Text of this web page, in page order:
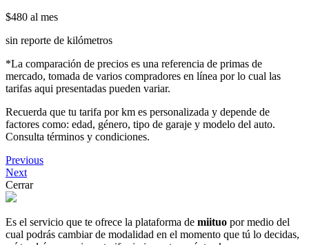
$480 al mes
sin reporte de kilómetros
*La comparación de precios es una referencia de primas de
mercado, tomada de varios compradores en línea por lo cual las
tarifas aqui presentadas pueden variar.
Recuerda que tu tarifa por km es personalizada y depende de
factores como: edad, género, tipo de garaje y modelo del auto.
Consulta términos y condiciones.
Previous
Next
Cerrar
Es el servicio que te ofrece la plataforma de miituo por medio del
cual podrás cambiar de modalidad en el momento que tú lo decidas,